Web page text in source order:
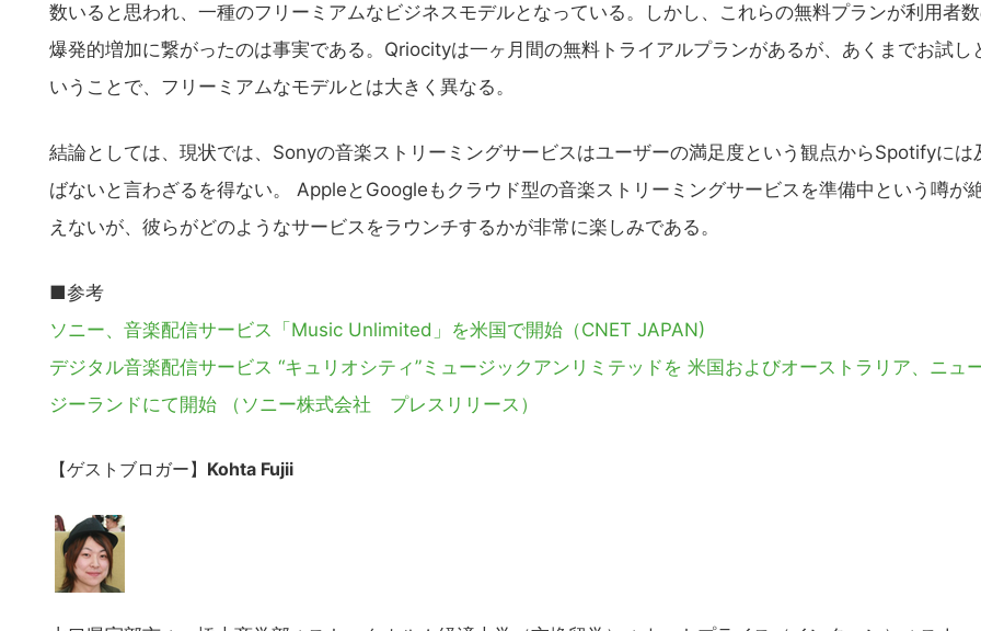
数いると思われ、一種のフリーミアムなビジネスモデルとなっている。しかし、これらの無料プランが利用者
爆発的増加に繋がったのは事実である。Qriocityは一ヶ月間の無料トライアルプランがあるが、あくまでお試し
いうことで、フリーミアムなモデルとは大きく異なる。
結論としては、現状では、Sonyの音楽ストリーミングサービスはユーザーの満足度という観点からSpotifyには
ばないと言わざるを得ない。 AppleとGoogleもクラウド型の音楽ストリーミングサービスを準備中という噂が
えないが、彼らがどのようなサービスをラウンチするかが非常に楽しみである。
■参考
ソニー、音楽配信サービス「Music Unlimited」を米国で開始（CNET JAPAN)
デジタル音楽配信サービス “キュリオシティ”ミュージックアンリミテッドを 米国およびオーストラリア、ニュ
ジーランドにて開始 （ソニー株式会社 プレスリリース）
【ゲストブロガー】 Kohta Fujii